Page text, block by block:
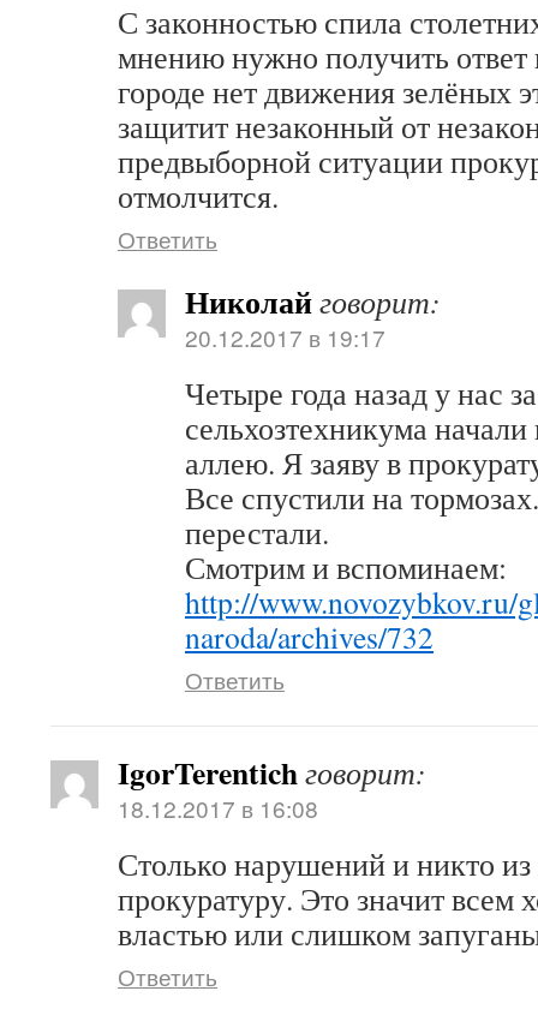
С законностью спила
мнению нужно получить ответ
городе нет движения зелёных
защитит незаконный от
предвыборной ситуации
отмолчится.
Ответить
Николайговорит:
20.12.2017 в 19:17
Четыре года назад у нас
сельхозтехникума
аллею. Я заяву в
Все спустили на
перестали.
Смотрим и вспоминаем:
http://www.novozybkov.ru/
naroda/archives/732
Ответить
IgorTerentichговорит:
18.12.2017 в 16:08
Столько нарушений и никто
прокуратуру. Это значит всем
властью или слишком
Ответить